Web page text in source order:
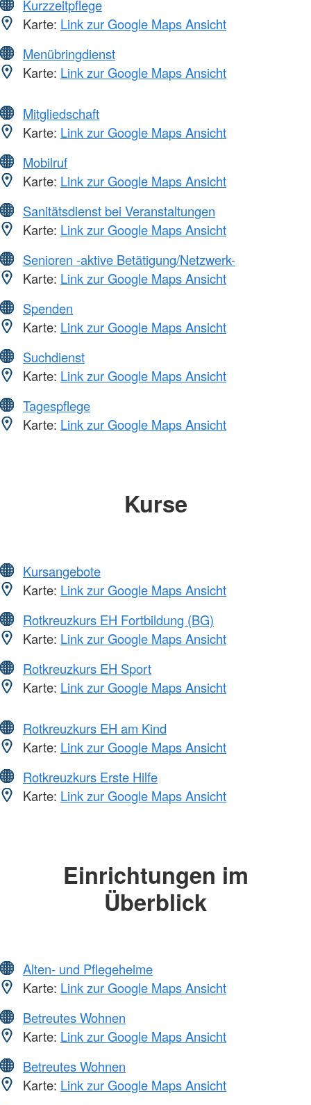
Kurzzeitpflege
Karte: Link zur Google Maps Ansicht
Menübringdienst
Karte: Link zur Google Maps Ansicht
Mitgliedschaft
Karte: Link zur Google Maps Ansicht
Mobilruf
Karte: Link zur Google Maps Ansicht
Sanitätsdienst bei Veranstaltungen
Karte: Link zur Google Maps Ansicht
Senioren -aktive Betätigung/Netzwerk-
Karte: Link zur Google Maps Ansicht
Spenden
Karte: Link zur Google Maps Ansicht
Suchdienst
Karte: Link zur Google Maps Ansicht
Tagespflege
Karte: Link zur Google Maps Ansicht
Kurse
Kursangebote
Karte: Link zur Google Maps Ansicht
Rotkreuzkurs EH Fortbildung (BG)
Karte: Link zur Google Maps Ansicht
Rotkreuzkurs EH Sport
Karte: Link zur Google Maps Ansicht
Rotkreuzkurs EH am Kind
Karte: Link zur Google Maps Ansicht
Rotkreuzkurs Erste Hilfe
Karte: Link zur Google Maps Ansicht
Einrichtungen im
Überblick
Alten- und Pflegeheime
Karte: Link zur Google Maps Ansicht
Betreutes Wohnen
Karte: Link zur Google Maps Ansicht
Betreutes Wohnen
Karte: Link zur Google Maps Ansicht